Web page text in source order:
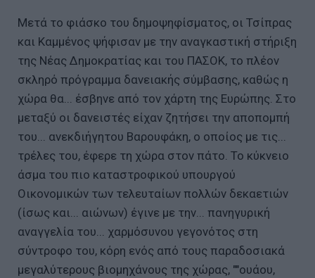
Μετά το φιάσκο του δημοψηφίσματος, οι Τσίπρας
και Καμμένος ψήφισαν με την αναγκαστική στήριξη
της Νέας Δημοκρατίας και του ΠΑΣΟΚ, το πλέον
σκληρό πρόγραμμα δανειακής σύμβασης, καθώς η
χώρα θα... έσβηνε από τον χάρτη της Ευρώπης. Στο
μεταξύ οι δανειστές είχαν ζητήσει την αποπομπή
του... ανεκδιήγητου Βαρουφάκη, ο οποίος με τις...
τρέλες του, έφερε τη χώρα στον πάτο. Το κύκνειο
άσμα του πιο καταστροφικού υπουργού
Οικονομικών των τελευταίων πολλών δεκαετιών
(ίσως και... αιώνων) έγινε με την... πανηγυρική
αναγγελία του... χαρμόσυνου γεγονότος στη
σύντροφο του, κόρη ενός από τους παραδοσιακά
μεγαλύτερους βιομηχάνους της χώρας, ""ουάου,